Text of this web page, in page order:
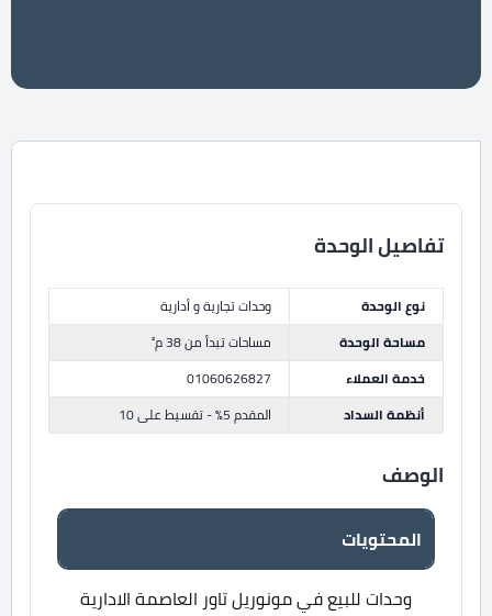
تفاصيل الوحدة
نوع الوحدة
وحدات تجارية و أدارية
مساحة الوحدة
مساحات تبدأ من 38 م²
خدمة العملاء
01060626827
أنظمة السداد
المقدم 5% - تقسيط على 10
الوصف
المحتويات
وحدات للبيع في مونوريل تاور العاصمة الادارية